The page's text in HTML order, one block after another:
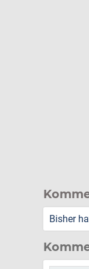
Bisher